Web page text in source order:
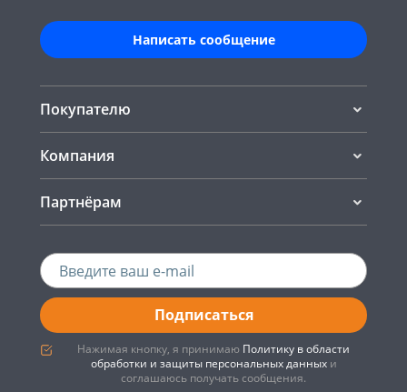
Написать сообщение
Покупателю
Компания
Партнёрам
Подписаться
Нажимая кнопку, я принимаю Политику в области
обработки и защиты персональных данныхи
соглашаюсь получать сообщения.